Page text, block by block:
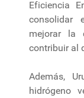
Eficiencia
consolidar
mejorar la
contribuir al
Además,
hidrógeno